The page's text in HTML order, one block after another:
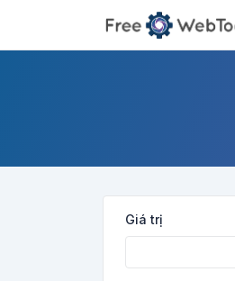
Giá trị